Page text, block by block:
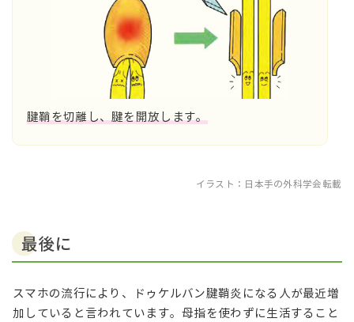
腱鞘を切離し、腱を開放します。
イラスト：日本手の外科学会転載
最後に
スマホの流行により、ドゥケルバン腱鞘炎になる人が最近増
加していると言われています。母指を使わずに生活すること